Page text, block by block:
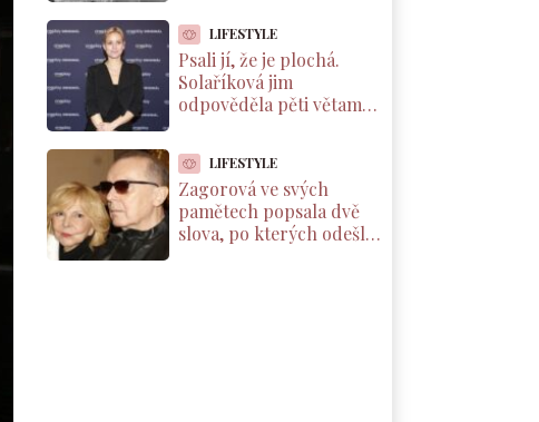
Pacifiku
LIFESTYLE
Psali jí, že je plochá.
Solaříková jim
odpověděla pěti větami,
každý rodič dcery
LIFESTYLE
Zagorová ve svých
pamětech popsala dvě
slova, po kterých odešla